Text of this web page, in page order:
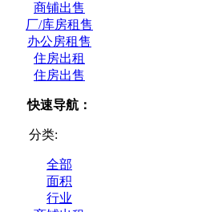
商铺出售
厂/库房租售
办公房租售
住房出租
住房出售
快速导航：
分类:
全部
面积
行业